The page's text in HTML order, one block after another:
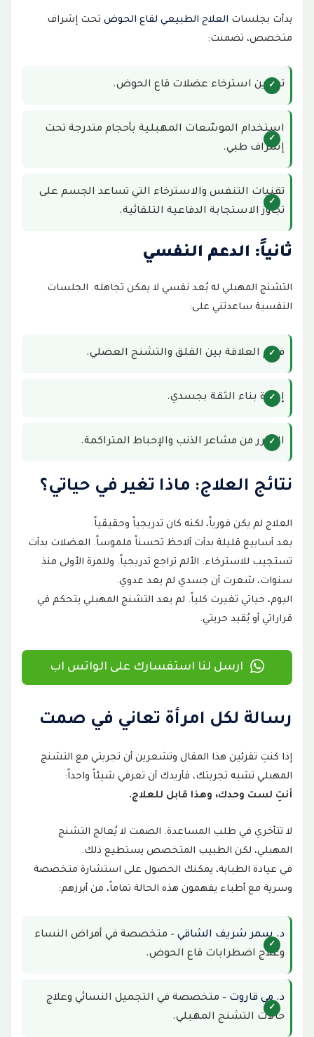
بدأت بجلسات العلاج الطبيعي لقاع الحوض تحت إشراف
متخصص، تضمنت:
تمارين استرخاء عضلات قاع الحوض.
استخدام الموسّعات المهبلية بأحجام متدرجة تحت
إشراف طبي.
تقنيات التنفس والاسترخاء التي تساعد الجسم على
تجاوز الاستجابة الدفاعية التلقائية.
ثانياً: الدعم النفسي
التشنج المهبلي له بُعد نفسي لا يمكن تجاهله. الجلسات
النفسية ساعدتني على:
فهم العلاقة بين القلق والتشنج العضلي.
إعادة بناء الثقة بجسدي.
التحرر من مشاعر الذنب والإحباط المتراكمة.
نتائج العلاج: ماذا تغير في حياتي؟
العلاج لم يكن فورياً، لكنه كان تدريجياً وحقيقياً.
بعد أسابيع قليلة بدأت ألاحظ تحسناً ملموساً. العضلات بدأت
تستجيب للاسترخاء. الألم تراجع تدريجياً. وللمرة الأولى منذ
سنوات، شعرت أن جسدي لم يعد عدوي.
اليوم، حياتي تغيرت كلياً. لم يعد التشنج المهبلي يتحكم في
قراراتي أو يُقيد حريتي.
ارسل لنا استفسارك على الواتس اب
رسالة لكل امرأة تعاني في صمت
إذا كنتِ تقرئين هذا المقال وتشعرين أن تجربتي مع التشنج
المهبلي تشبه تجربتك، فأريدك أن تعرفي شيئاً واحداً:
أنتِ لست وحدك، وهذا قابل للعلاج.
لا تتأخري في طلب المساعدة. الصمت لا يُعالج التشنج
المهبلي، لكن الطبيب المتخصص يستطيع ذلك.
في عيادة الطبابة، يمكنك الحصول على استشارة متخصصة
وسرية مع أطباء يفهمون هذه الحالة تماماً، من أبرزهم:
د. سمر شريف الشاقي – متخصصة في أمراض النساء
وعلاج اضطرابات قاع الحوض.
د. مي قاروت – متخصصة في التجميل النسائي وعلاج
حالات التشنج المهبلي.